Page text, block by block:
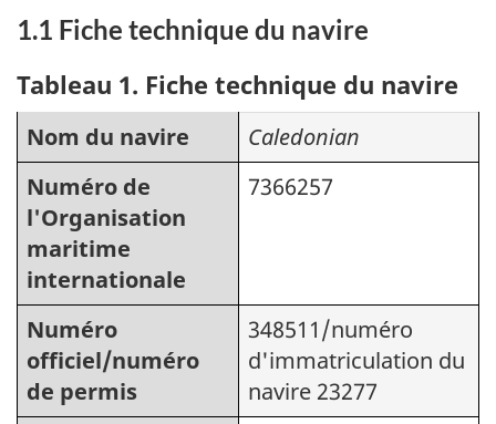
1.1 Fiche technique du navire
Tableau 1. Fiche technique du navire
Nom du navire
Caledonian
Numéro de
l'Organisation
maritime
internationale
7366257
Numéro
officiel/numéro
de permis
348511/numéro
d'immatriculation du
navire 23277